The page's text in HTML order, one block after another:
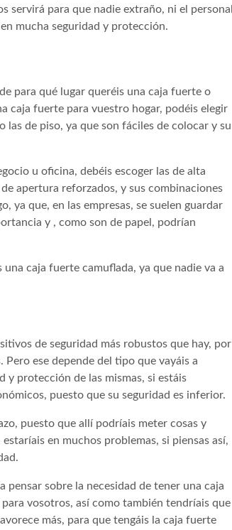
servirá para que nadie extraño, ni el personal
mucha seguridad y protección.
para qué lugar queréis una caja fuerte o
caja fuerte para vuestro hogar, podéis elegir
las de piso, ya que son fáciles de colocar y su
u oficina, debéis escoger las de alta
apertura reforzados, y sus combinaciones
ya que, en las empresas, se suelen guardar
y , como son de papel, podrían
caja fuerte camuflada, ya que nadie va a
de seguridad más robustos que hay, por
Pero ese depende del tipo que vayáis a
y protección de las mismas, si estáis
puesto que su seguridad es inferior.
puesto que allí podríais meter cosas y
en muchos problemas, si piensas así,
pensar sobre la necesidad de tener una caja
vosotros, así como también tendríais que
más, para que tengáis la caja fuerte